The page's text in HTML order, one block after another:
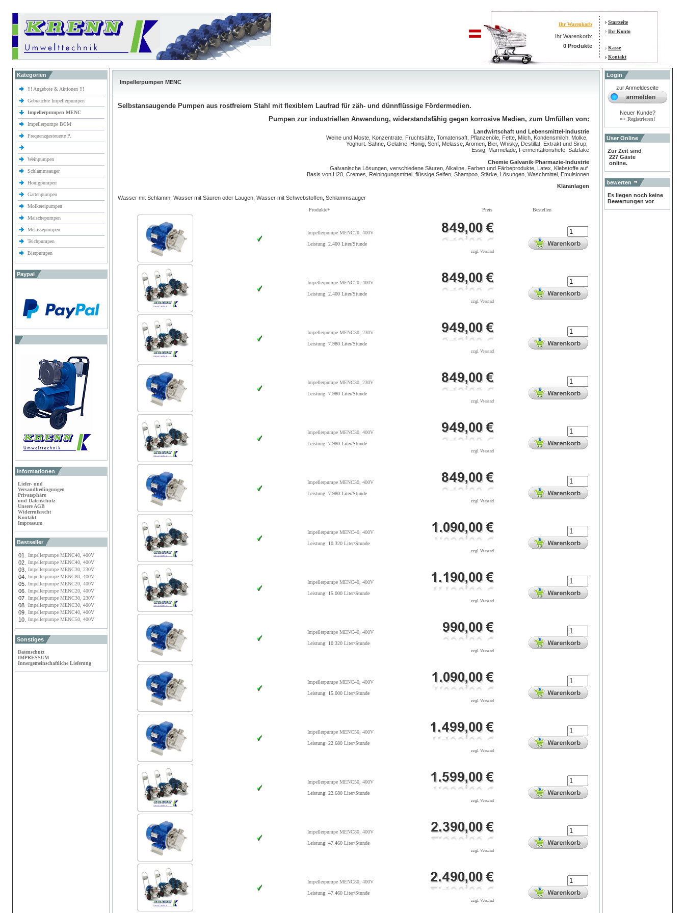
Ihr Warenkorb
Ihr Warenkorb:
0 Produkte
Startseite
Ihr Konto
Kasse
Kontakt
Kategorien
!!! Angebote & Aktionen !!!
Gebrauchte Impellerpumpen
Impellerpumpen MENC
Impellerpumpe BCM
Frequenzgesteuerte P.
Weinpumpen
Schlammsauger
Honigpumpen
Gartenpumpen
Molkereipumpen
Maischepumpen
Melassepumpen
Teichpumpen
Bierpumpen
Paypal
Informationen
Liefer- und
Versandbedingungen
Privatsphäre
und Datenschutz
Unsere AGB
Widerrufsrecht
Kontakt
Impressum
Bestseller
01. Impellerpumpe MENC40, 400V
02. Impellerpumpe MENC40, 400V
03. Impellerpumpe MENC30, 230V
04. Impellerpumpe MENC80, 400V
05. Impellerpumpe MENC20, 400V
06. Impellerpumpe MENC20, 400V
07. Impellerpumpe MENC30, 230V
08. Impellerpumpe MENC30, 400V
09. Impellerpumpe MENC40, 400V
10. Impellerpumpe MENC50, 400V
Sonstiges
Datenschutz
IMPRESSUM
Innergemeinschaftliche Lieferung
Impellerpumpen MENC
Selbstansaugende Pumpen aus rostfreiem Stahl mit flexiblem Laufrad für zäh- und dünnflüssige Fördermedien.
Pumpen zur industriellen Anwendung, widerstandsfähig gegen korrosive Medien, zum Umfüllen von:
Landwirtschaft und Lebensmittel-Industrie
Weine und Moste, Konzentrate, Fruchtsäfte, Tomatensaft, Pflanzenöle, Fette, Milch, Kondensmilch, Molke,
Yoghurt. Sahne, Gelatine, Honig, Senf, Melasse, Aromen, Bier, Whisky, Destillat. Extrakt und Sirup,
Essig, Marmelade, Fermentationshefe, Salzlake
Chemie Galvanik·Pharmazie-lndustrie
Galvanische Lösungen, verschiedene Säuren, Alkaline, Farben und Färbeprodukte, Latex, Klebstoffe auf
Basis von H20, Cremes, Reiningungsmittel, flüssige Seifen, Shampoo, Stärke, Lösungen, Waschmittel, Emulsionen
Kläranlagen
Wasser mit Schlamm, Wasser mit Säuren oder Laugen, Wasser mit Schwebstoffen, Schlammsauger
Produkte+ Preis Bestellen
Impellerpumpe MENC20, 400V
Leistung: 2.400 Liter/Stunde
zzgl. Versand
Impellerpumpe MENC20, 400V
Leistung: 2.400 Liter/Stunde
zzgl. Versand
Impellerpumpe MENC30, 230V
Leistung: 7.980 Liter/Stunde
zzgl. Versand
Impellerpumpe MENC30, 230V
Leistung: 7.980 Liter/Stunde
zzgl. Versand
Impellerpumpe MENC30, 400V
Leistung: 7.980 Liter/Stunde
zzgl. Versand
Impellerpumpe MENC30, 400V
Leistung: 7.980 Liter/Stunde
zzgl. Versand
Impellerpumpe MENC40, 400V
Leistung: 10.320 Liter/Stunde
zzgl. Versand
Impellerpumpe MENC40, 400V
Leistung: 15.000 Liter/Stunde
zzgl. Versand
Impellerpumpe MENC40, 400V
Leistung: 10.320 Liter/Stunde
zzgl. Versand
Impellerpumpe MENC40, 400V
Leistung: 15.000 Liter/Stunde
zzgl. Versand
Impellerpumpe MENC50, 400V
Leistung: 22.680 Liter/Stunde
zzgl. Versand
Impellerpumpe MENC50, 400V
Leistung: 22.680 Liter/Stunde
zzgl. Versand
Impellerpumpe MENC80, 400V
Leistung: 47.460 Liter/Stunde
zzgl. Versand
Impellerpumpe MENC80, 400V
Leistung: 47.460 Liter/Stunde
zzgl. Versand
Login
zur Anmeldeseite
Neuer Kunde?
=> Registrieren!
User Online
Zur Zeit sind
227 Gäste
online.
bewerten
Es liegen noch keine
Bewertungen vor